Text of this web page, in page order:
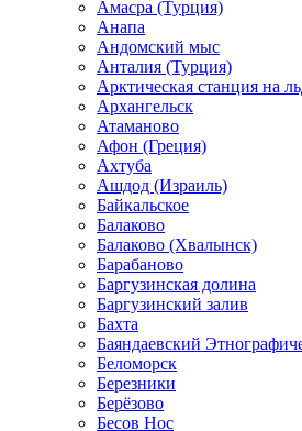
Амасра (Турция)
Анапа
Андомский мыс
Анталия (Турция)
Арктическая станция на
Архангельск
Атаманово
Афон (Греция)
Ахтуба
Ашдод (Израиль)
Байкальское
Балаково
Балаково (Хвалынск)
Барабаново
Баргузинская долина
Баргузинский залив
Бахта
Баяндаевский
Беломорск
Березники
Берёзово
Бесов Нос